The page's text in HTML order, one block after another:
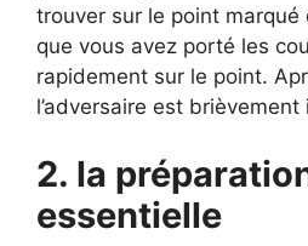
trouver sur le point marqué
que vous avez porté les
rapidement sur le point.
l’adversaire est
2. la
essentielle